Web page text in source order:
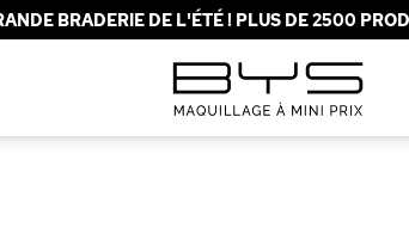
BRADERIE DE L'ÉTÉ ! PLUS DE 2500